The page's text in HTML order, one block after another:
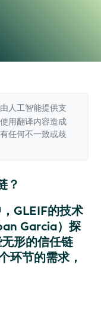
人工智能提供支
用翻译内容造成
任何不一致或歧
？
GLEIF的技术
Garcia）探
形的信任链
环节的需求，